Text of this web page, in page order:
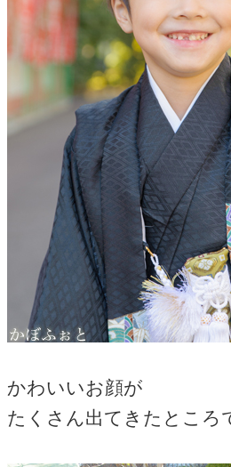
かわいいお顔が
たくさん出てきたところ